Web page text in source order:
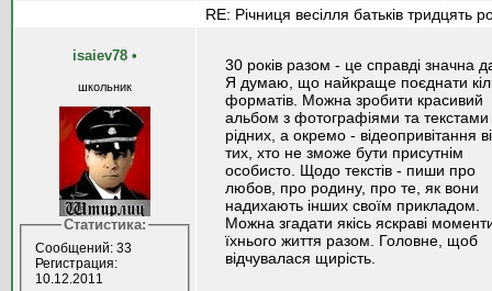
RE: Річниця весілля батьків тридцять
isaiev78 •
школьник
Статистика:
Сообщений: 33
Регистрация:
10.12.2011
30 років разом - це справді значна
Я думаю, що найкраще поєднати
форматів. Можна зробити красивий
альбом з фотографіями та текстами
рідних, а окремо - відеопривітання
тих, хто не зможе бути присутнім
особисто. Щодо текстів - пиши про
любов, про родину, про те, як вони
надихають інших своїм прикладом.
Можна згадати якісь яскраві
їхнього життя разом. Головне, щоб
відчувалася щирість.